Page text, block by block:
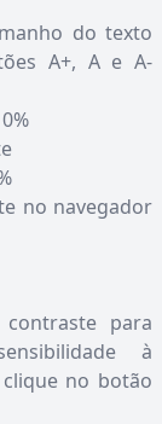
do texto
A+, A e A-
no navegador
para
à
no botão